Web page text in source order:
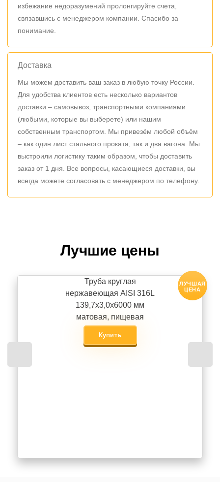
избежание недоразумений пролонгируйте счета,
связавшись с менеджером компании. Спасибо за
понимание.
Доставка
Мы можем доставить ваш заказ в любую точку России.
Для удобства клиентов есть несколько вариантов
доставки – самовывоз, транспортными компаниями
(любыми, которые вы выберете) или нашим
собственным транспортом. Мы привезём любой объём
– как один лист стального проката, так и два вагона. Мы
выстроили логистику таким образом, чтобы доставить
заказ от 1 дня. Все вопросы, касающиеся доставки, вы
всегда можете согласовать с менеджером по телефону.
Лучшие цены
Труба круглая
нержавеющая AISI 316L
139,7х3,0х6000 мм
матовая, пищевая
Купить
ЛУЧШАЯ
ЦЕНА